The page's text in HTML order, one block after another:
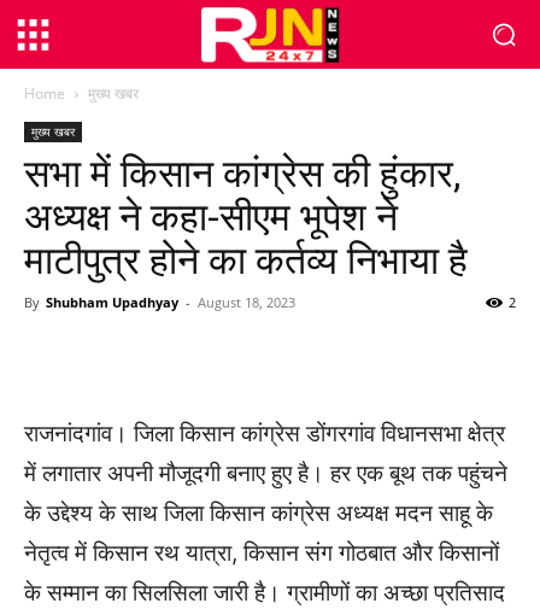
Home मुख्य खबर
मुख्य खबर
सभा में किसान कांग्रेस की हुंकार,
अध्यक्ष ने कहा-सीएम भूपेश ने
माटीपुत्र होने का कर्तव्य निभाया है
By Shubham Upadhyay - August 18, 2023 2
राजनांदगांव। जिला किसान कांग्रेस डोंगरगांव विधानसभा क्षेत्र
में लगातार अपनी मौजूदगी बनाए हुए है। हर एक बूथ तक पहुंचने
के उद्देश्य के साथ जिला किसान कांग्रेस अध्यक्ष मदन साहू के
नेतृत्व में किसान रथ यात्रा, किसान संग गोठबात और किसानों
के सम्मान का सिलसिला जारी है। ग्रामीणों का अच्छा प्रतिसाद